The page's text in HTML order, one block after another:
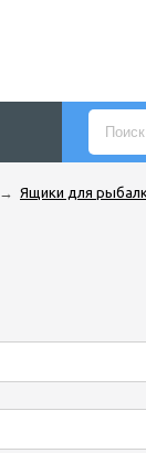
→ Ящики для